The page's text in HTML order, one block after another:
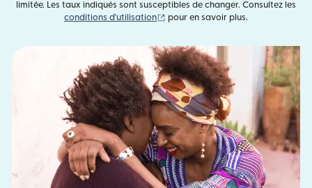
limitée. Les taux indiqués sont susceptibles de changer. Consultez les
conditions d'utilisation
(s'ouvre dans une nouvelle fenêtre)
pour en savoir plus.